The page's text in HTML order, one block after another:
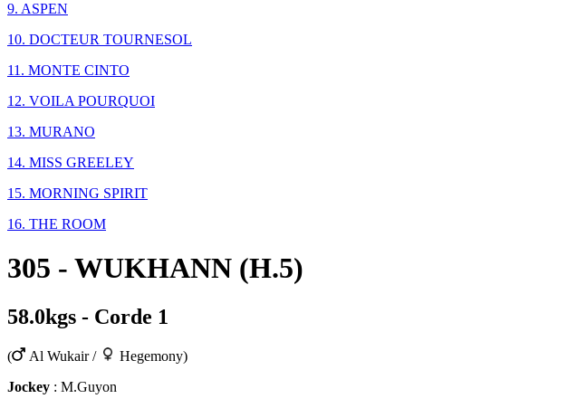
9. ASPEN
10. DOCTEUR TOURNESOL
11. MONTE CINTO
12. VOILA POURQUOI
13. MURANO
14. MISS GREELEY
15. MORNING SPIRIT
16. THE ROOM
305 - WUKHANN (H.5)
58.0kgs - Corde 1
( Al Wukair /
Hegemony)
Jockey : M.Guyon